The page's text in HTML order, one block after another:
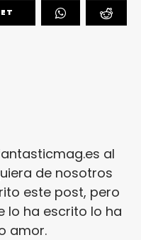
al
de nosotros
este post, pero
lo ha escrito lo ha
amor.